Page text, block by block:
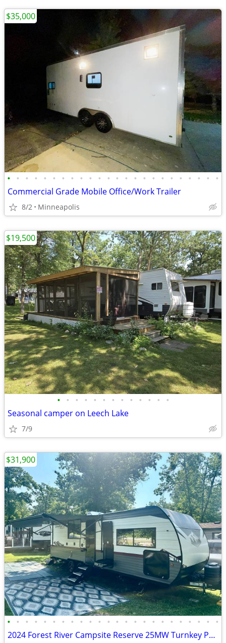
• • • • • • • • • • • • • • • • • • • • • • • •
Commercial Grade Mobile Office/Work Trailer
8/2 Minneapolis
$35,000
• • • • • • • • • • • • •
Seasonal camper on Leech Lake
7/9
$19,500
• • • • • • • • • • • • • • • • • • • • • • • •
2024 Forest River Campsite Reserve 25MW Turnkey Package
$31,900